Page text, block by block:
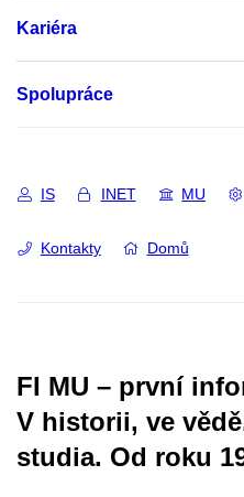
Kariéra
Spolupráce
IS INET MU
Kontakty Domů
FI MU – první
V historii, ve
studia. Od roku